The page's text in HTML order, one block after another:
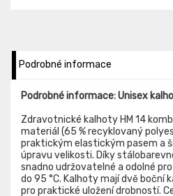
Podrobné informace
Podrobné informace: Unisex
Zdravotnické kalhoty HM 14
materiál (65 % recyklovaný
praktickým elastickým pasem a
úpravu velikosti. Díky
snadno udržovatelné a odolné
do 95 °C. Kalhoty mají dvě boční
pro praktické uložení drobností.